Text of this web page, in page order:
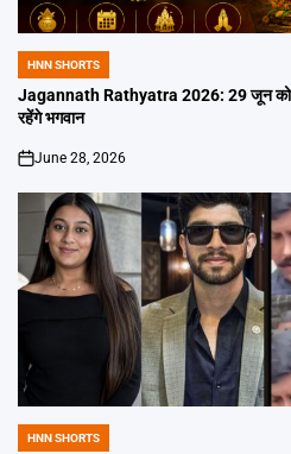
POSTED
IN
HNN SHORTS
Jagannath Rathyatra 2026: 29 जून को
रहेंगे भगवान
on
June 28, 2026
POSTED
HNN SHORTS